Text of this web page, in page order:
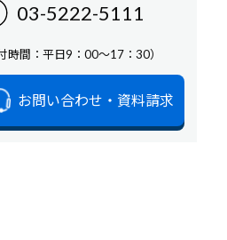
03-5222-5111
時間：平日9：00～17：30）
お問い合わせ・資料請求